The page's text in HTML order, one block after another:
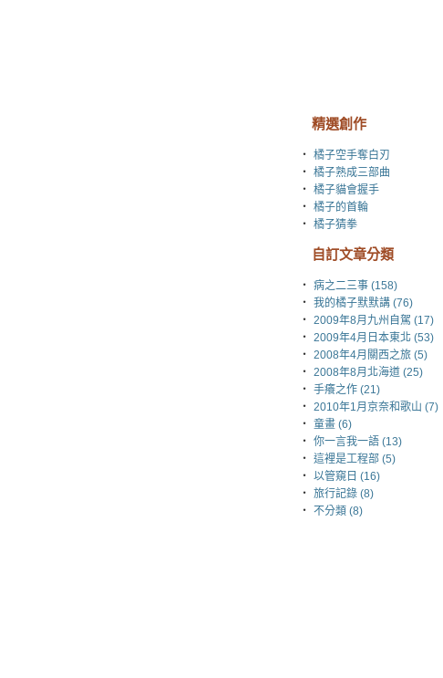
精選創作
‧ 橘子空手奪白刃
‧ 橘子熟成三部曲
‧ 橘子貓會握手
‧ 橘子的首輪
‧ 橘子猜拳
自訂文章分類
‧ 病之二三事 (158)
‧ 我的橘子默默講 (76)
‧ 2009年8月九州自駕 (17)
‧ 2009年4月日本東北 (53)
‧ 2008年4月關西之旅 (5)
‧ 2008年8月北海道 (25)
‧ 手癢之作 (21)
‧ 2010年1月京奈和歌山 (7)
‧ 童畫 (6)
‧ 你一言我一語 (13)
‧ 這裡是工程部 (5)
‧ 以管窺日 (16)
‧ 旅行記錄 (8)
‧ 不分類 (8)